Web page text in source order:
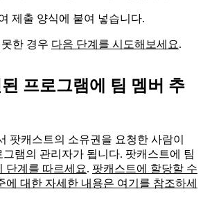
제출 양식에 붙여 넣습니다.
한 경우 다음 단계를 시도해보세요.
프로그램에 팀 멤버 추
팟캐스트의 소유권을 요청한 사람이
램의 관리자가 됩니다. 팟캐스트에 팀
단계를 따르세요. 팟캐스트에 할당할 수
에 대한 자세한 내용은 여기를 참조하세